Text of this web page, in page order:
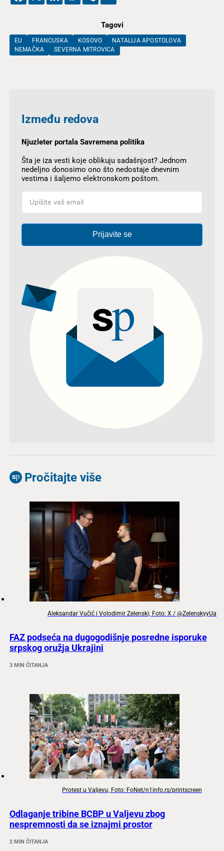
Tagovi
EU FRANCUSKA KOSOVO
NATALIJA APOSTOLOVA
NEMAČKA
SEVERNA MITROVICA
Između redova
Njuzleter portala Savremena politika
Šta je iza vesti koje oblikuju sadašnjost? Jednom
nedeljno donosimo ono što nedostaje dnevnim
vestima i šaljemo elektronskom poštom.
Prijavite se
Pročitajte više
Aleksandar Vučić i Volodimir Zelenski; Foto: X / @ZelenskyyUa
FAZ podseća na dugogodišnje posredne isporuke
srpskog oružja Ukrajini
3 MIN ČITANJA
Protest u Valjevu; Foto: FoNet/n1info.rs/printscreen
Odlaganje tribine BCBP u Valjevu zbog
nespremnosti da se iznajmi prostor
2 MIN ČITANJA